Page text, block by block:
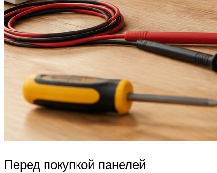
Перед покупкой панелей